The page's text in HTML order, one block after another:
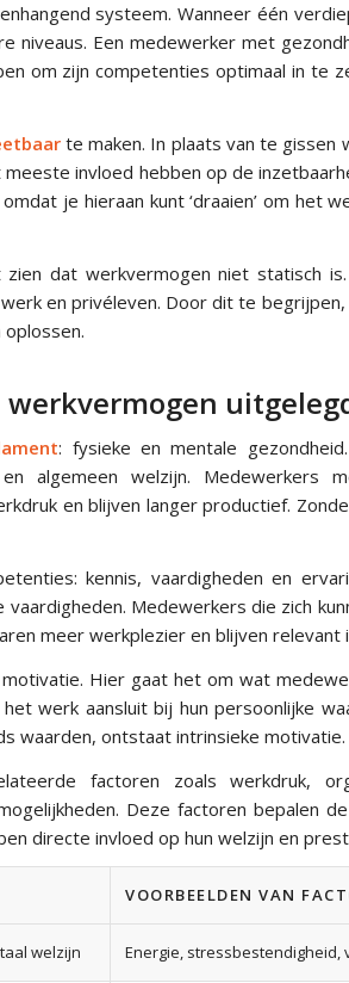
systeem. Wanneer één
niveaus. Een medewerker met
om zijn competenties optimaal in te
te maken. In plaats van te gissen
invloed hebben op de
je hieraan kunt ‘draaien’ om het
dat werkvermogen niet statisch
en privéleven. Door dit te
: fysieke en mentale
algemeen welzijn. Medewerkers
en blijven langer productief.
kennis, vaardigheden en
Medewerkers die zich
meer werkplezier en blijven relevant
Hier gaat het om wat
werk aansluit bij hun persoonlijke
waarden, ontstaat intrinsieke motivatie.
factoren zoals werkdruk,
Deze factoren bepalen
directe invloed op hun welzijn en
VOORBEELDEN VAN
welzijn Energie, stressbestendigheid,